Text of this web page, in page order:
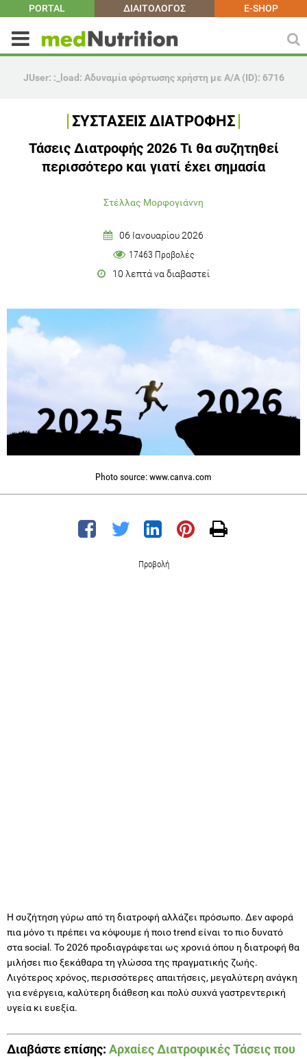
PORTAL ΔΙΑΙΤΟΛΟΓΟΣ E-SHOP
ΣΥΣΤΑΣΕΙΣ ΔΙΑΤΡΟΦΗΣ
περισσότερο και γιατί έχει σημασία
Στέλλας Μορφογιάννη
10 λεπτά να διαβαστεί
Photo source: www.canva.com
Προβολή
μιλήσει πιο ξεκάθαρα τη γλώσσα της πραγματικής ζωής.
Λιγότερος χρόνος, περισσότερες απαιτήσεις, μεγαλύτερη ανάγκη
για ενέργεια, καλύτερη διάθεση και πολύ συχνά γαστρεντερική
υγεία κι ευεξία.
Διαβάστε επίσης:
Ταυτόχρονα η επιστήμη προχωρά γρήγορα. Το μικροβίωμα, η